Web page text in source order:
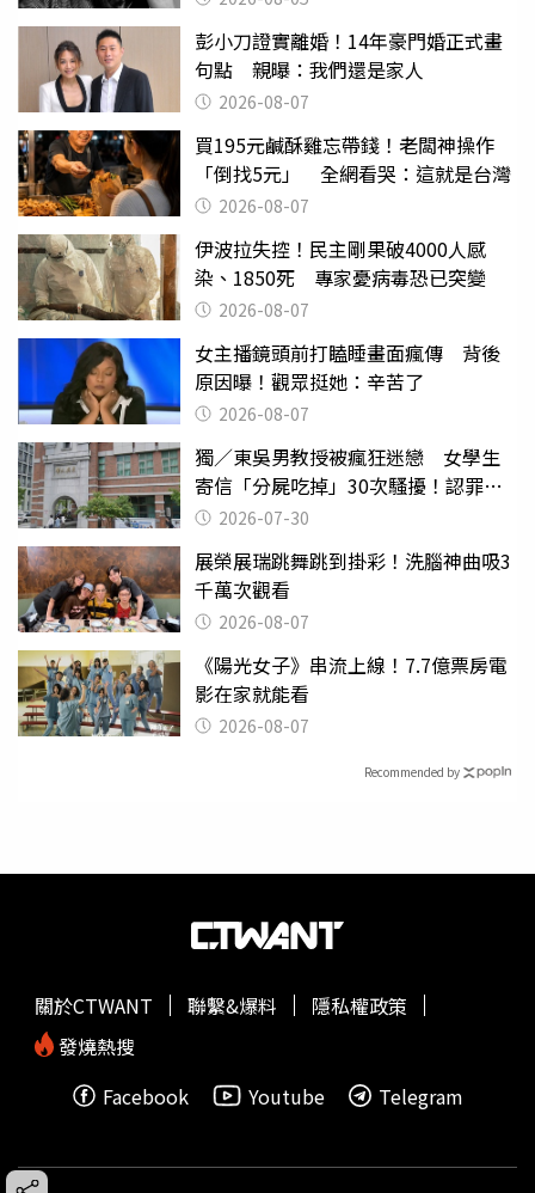
彭小刀證實離婚！14年豪門婚正式畫
句點 親曝：我們還是家人
2026-08-07
買195元鹹酥雞忘帶錢！老闆神操作
「倒找5元」 全網看哭：這就是台灣
2026-08-07
伊波拉失控！民主剛果破4000人感
染、1850死 專家憂病毒恐已突變
2026-08-07
女主播鏡頭前打瞌睡畫面瘋傳 背後
原因曝！觀眾挺她：辛苦了
2026-08-07
獨／東吳男教授被瘋狂迷戀 女學生
寄信「分屍吃掉」30次騷擾！認罪免
關 2026-07-30
展榮展瑞跳舞跳到掛彩！洗腦神曲吸3
千萬次觀看
2026-08-07
《陽光女子》串流上線！7.7億票房電
影在家就能看
2026-08-07
Recommended by
關於CTWANT 聯繫&爆料
隱私權政策
發燒熱搜
Facebook
Youtube Telegram